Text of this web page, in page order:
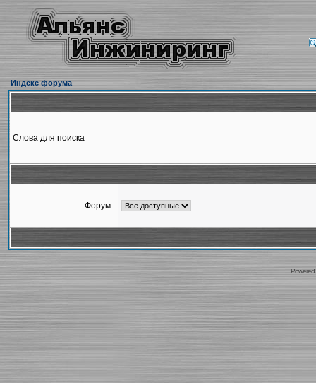
Индекс форума
Слова для поиска
Форум: